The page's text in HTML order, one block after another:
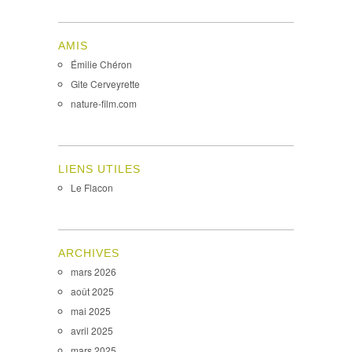
AMIS
Émilie Chéron
Gite Cerveyrette
nature-film.com
LIENS UTILES
Le Flacon
ARCHIVES
mars 2026
août 2025
mai 2025
avril 2025